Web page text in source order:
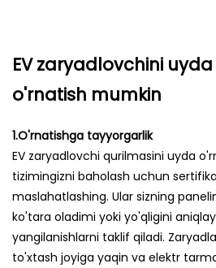
EV zaryadlovchini
o'rnatish mumkin
1.O'rnatishga tayyorgarlik
EV zaryadlovchi qurilmasini uyda
tizimingizni baholash uchun
maslahatlashing. Ular sizning
ko'tara oladimi yoki yo'qligini
yangilanishlarni taklif qiladi.
to'xtash joyiga yaqin va elektr